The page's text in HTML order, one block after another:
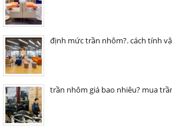
định mức trần nhôm?. cách tính
trần nhôm giá bao nhiêu? mua